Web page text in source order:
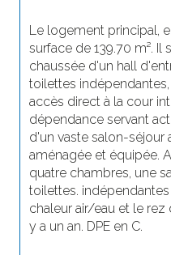
Le logement principal,
surface de 139.70 m².
chaussée d'un hall
toilettes
accès direct à la cour
dépendance servant
d'un vaste salon-séjour
aménagée et équipée.
quatre chambres, une
toilettes.
chaleur air/eau et le
y a un an. DPE en C.